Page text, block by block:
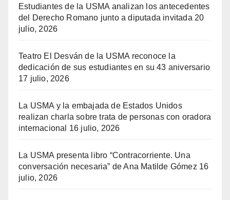
Estudiantes de la USMA analizan los antecedentes
del Derecho Romano junto a diputada invitada 20
julio, 2026
Teatro El Desván de la USMA reconoce la
dedicación de sus estudiantes en su 43 aniversario
17 julio, 2026
La USMA y la embajada de Estados Unidos
realizan charla sobre trata de personas con oradora
internacional
16 julio, 2026
La USMA presenta libro “Contracorriente. Una
conversación necesaria” de Ana Matilde Gómez 16
julio, 2026